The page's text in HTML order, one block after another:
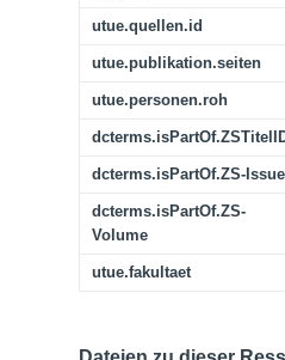
utue.quellen.id
utue.publikation.seiten
utue.personen.roh
dcterms.isPartOf.ZS-Issue
dcterms.isPartOf.ZS-
Volume
utue.fakultaet